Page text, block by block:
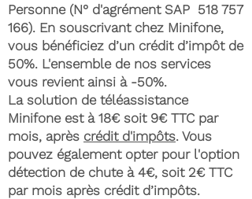
Personne (N° d'agrément SAP 518 757
166). En souscrivant chez Minifone,
vous bénéficiez d’un crédit d’impôt de
50%. L'ensemble de nos services
vous revient ainsi à -50%.
La solution de téléassistance
Minifone est à 18€ soit 9€ TTC par
mois, après crédit d'impôts. Vous
pouvez également opter pour l'option
détection de chute à 4€, soit 2€ TTC
par mois après crédit d’impôts.